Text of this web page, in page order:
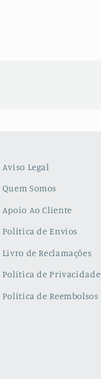
Aviso Legal
Quem Somos
Apoio Ao Cliente
Política de Envios
Livro de Reclamações
Política de Privacidade
Política de Reembolsos